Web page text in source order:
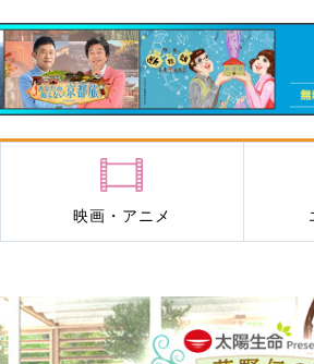
映画・アニメ